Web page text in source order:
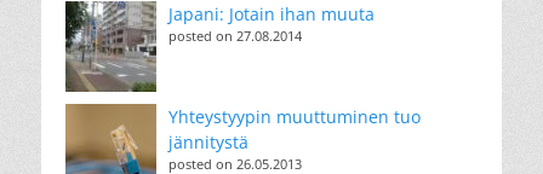
Japani: Jotain ihan muuta
posted on 27.08.2014
Yhteystyypin muuttuminen tuo
jännitystä
posted on 26.05.2013